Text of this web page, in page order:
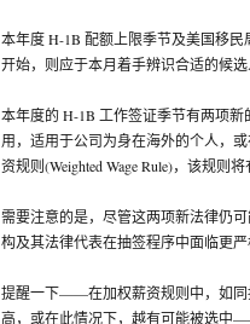
本年度 H-1B 配额上限季节及美国移
开始，则应于本月着手辨识合适的候选
本年度的 H-1B 工作签证季节有两项
用，适用于公司为身在海外的个人，
资规则(Weighted Wage Rule)，该规则
需要注意的是，尽管这两项新法律仍
构及其法律代表在抽签程序中面临更严
提醒一下——在加权薪资规则中，如同
高，或在此情况下，越有可能被选中